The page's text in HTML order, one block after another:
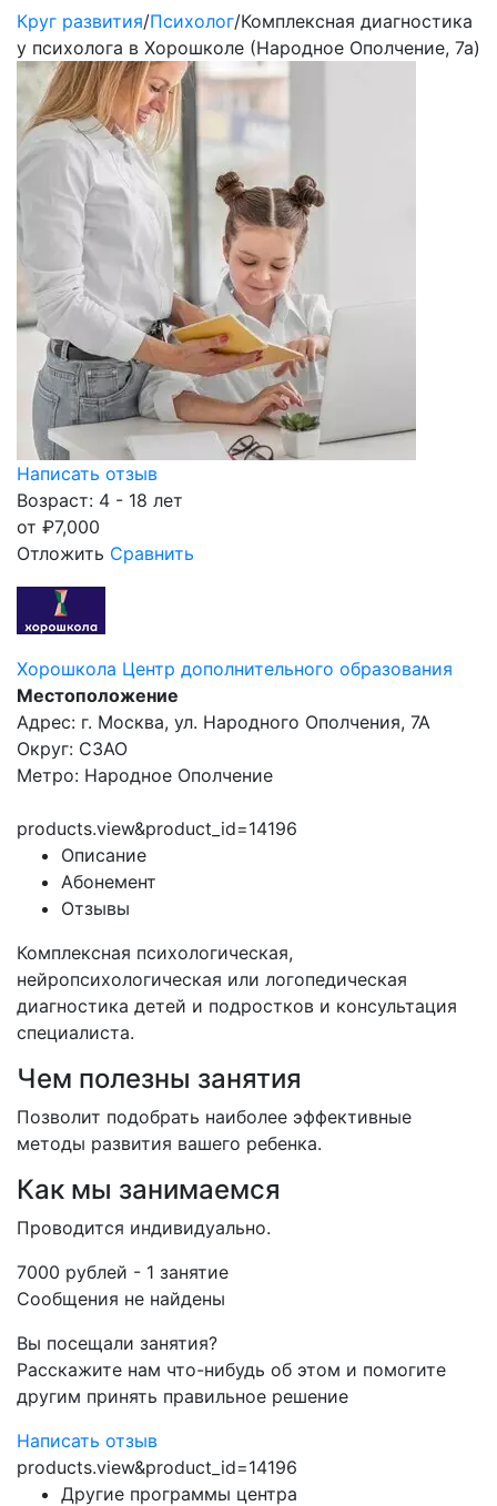
Круг развития/Психолог/Комплексная диагностика
у психолога в Хорошколе (Народное Ополчение, 7а)
Написать отзыв
Возраст: 4 - 18 лет
от ₽7,000
Отложить Сравнить
Хорошкола Центр дополнительного образования
Местоположение
Адрес: г. Москва, ул. Народного Ополчения, 7А
Округ: СЗАО
Метро: Народное Ополчение
products.view&product_id=14196
Описание
Абонемент
Отзывы
Комплексная психологическая,
нейропсихологическая или логопедическая
диагностика детей и подростков и консультация
специалиста.
Чем полезны занятия
Позволит подобрать наиболее эффективные
методы развития вашего ребенка.
Как мы занимаемся
Проводится индивидуально.
7000 рублей - 1 занятие
Сообщения не найдены
Вы посещали занятия?
Расскажите нам что-нибудь об этом и помогите
другим принять правильное решение
Написать отзыв
products.view&product_id=14196
Другие программы центра